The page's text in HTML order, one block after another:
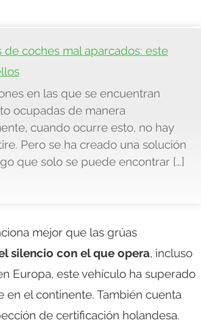
coches mal aparcados: este
en las que se encuentran
ocupadas de manera
cuando ocurre esto, no hay
Pero se ha creado una solución
que solo se puede encontrar […]
mejor que las grúas
silencio con el que opera, incluso
Europa, este vehículo ha superado
el continente. También cuenta
de certificación holandesa.